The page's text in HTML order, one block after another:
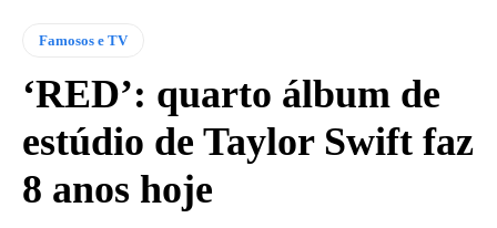
Famosos e TV
‘RED’: quarto álbum de
estúdio de Taylor Swift faz
8 anos hoje